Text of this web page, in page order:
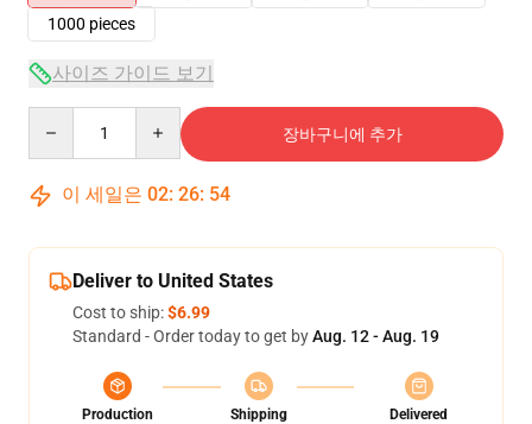
1000 pieces
사이즈 가이드 보기
장바구니에 추가
이 세일은 02: 26: 54
Deliver to United States
Cost to ship:$6.99
Standard - Order today to get byAug. 12 - Aug. 19
Production
Shipping
Delivered